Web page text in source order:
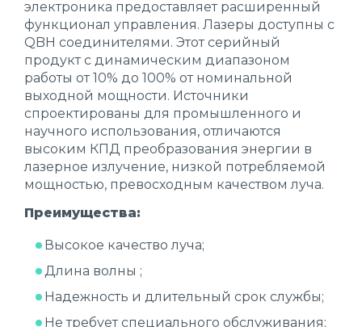
электроника предоставляет расширенный
функционал управления. Лазеры доступны с
QBH соединителями. Этот серийный
продукт с динамическим диапазоном
работы от 10% до 100% от номинальной
выходной мощности. Источники
спроектированы для промышленного и
научного использования, отличаются
высоким КПД преобразования энергии в
лазерное излучение, низкой потребляемой
мощностью, превосходным качеством луча.
Преимущества:
Высокое качество луча;
Длина волны ;
Надежность и длительный срок службы;
Не требует специального обслуживания;